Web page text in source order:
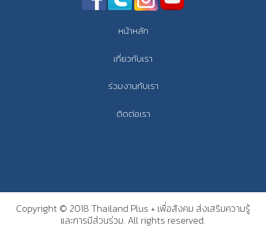
หน้าหลัก
เกี่ยวกับเรา
ร่วมงานกับเรา
ติดต่อเรา
Copyright © 2018 Thailand Plus + เพื่อสังคม ส่งเสริมความรู้
และการมีส่วนร่วม. All rights reserved.